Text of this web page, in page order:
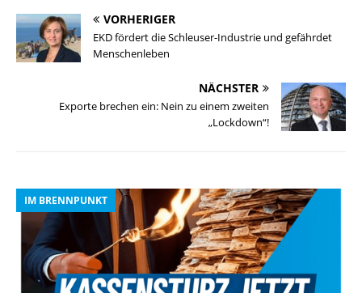
VORHERIGER
EKD fördert die Schleuser-Industrie und gefährdet
Menschenleben
NÄCHSTER
Exporte brechen ein: Nein zu einem zweiten
„Lockdown“!
IM BRENNPUNKT